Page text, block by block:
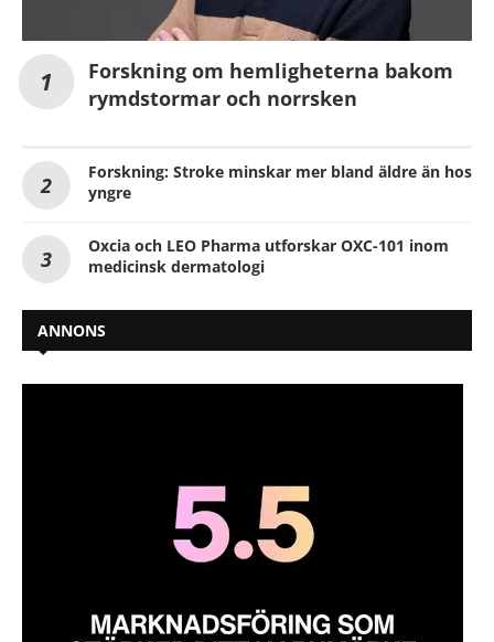
Forskning om hemligheterna bakom
rymdstormar och norrsken
Forskning: Stroke minskar mer bland äldre än hos
yngre
Oxcia och LEO Pharma utforskar OXC-101 inom
medicinsk dermatologi
ANNONS